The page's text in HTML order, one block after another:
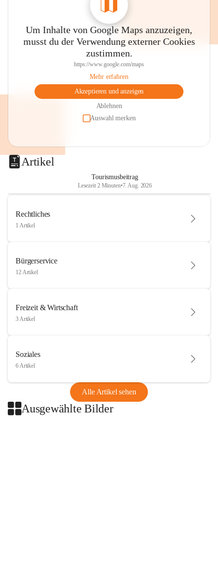
Um Inhalte von Google Maps anzuzeigen,
musst du der Verwendung externer Cookies
zustimmen.
https://www.google.com/maps
Mehr erfahren
Akzeptieren und anzeigen
Ablehnen
Auswahl merken
Artikel
Tourismusbeitrag
Lesezeit 2 Minuten•7. Aug. 2026
Rechtliches
1 Artikel
Bürgerservice
12 Artikel
Freizeit & Wirtschaft
3 Artikel
Soziales
6 Artikel
Alle Artikel sehen
Ausgewählte Bilder